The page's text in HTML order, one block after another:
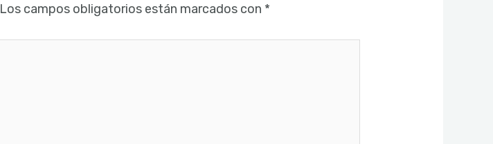
Los campos obligatorios están marcados con *